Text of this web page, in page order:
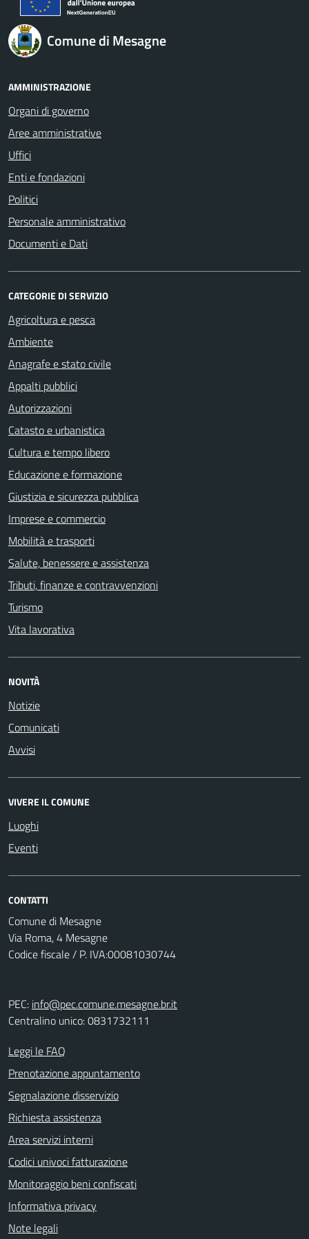
Comune di Mesagne
AMMINISTRAZIONE
Organi di governo
Aree amministrative
Uffici
Enti e fondazioni
Politici
Personale amministrativo
Documenti e Dati
CATEGORIE DI SERVIZIO
Agricoltura e pesca
Ambiente
Anagrafe e stato civile
Appalti pubblici
Autorizzazioni
Catasto e urbanistica
Cultura e tempo libero
Educazione e formazione
Giustizia e sicurezza pubblica
Imprese e commercio
Mobilità e trasporti
Salute, benessere e assistenza
Tributi, finanze e contravvenzioni
Turismo
Vita lavorativa
NOVITÀ
Notizie
Comunicati
Avvisi
VIVERE IL COMUNE
Luoghi
Eventi
CONTATTI
Comune di Mesagne
Via Roma, 4 Mesagne
Codice fiscale / P. IVA:00081030744
PEC: info@pec.comune.mesagne.br.it
Centralino unico: 0831732111
Leggi le FAQ
Prenotazione appuntamento
Segnalazione disservizio
Richiesta assistenza
Area servizi interni
Codici univoci fatturazione
Monitoraggio beni confiscati
Informativa privacy
Note legali